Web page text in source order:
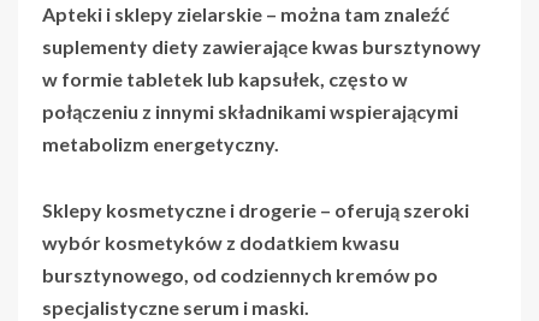
Apteki i sklepy zielarskie – można tam znaleźć
suplementy diety zawierające kwas bursztynowy
w formie tabletek lub kapsułek, często w
połączeniu z innymi składnikami wspierającymi
metabolizm energetyczny.
Sklepy kosmetyczne i drogerie – oferują szeroki
wybór kosmetyków z dodatkiem kwasu
bursztynowego, od codziennych kremów po
specjalistyczne serum i maski.